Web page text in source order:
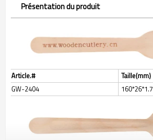
Présentation du produit
Article.#
Taille(mm)
GW-2404
160*26*1.7